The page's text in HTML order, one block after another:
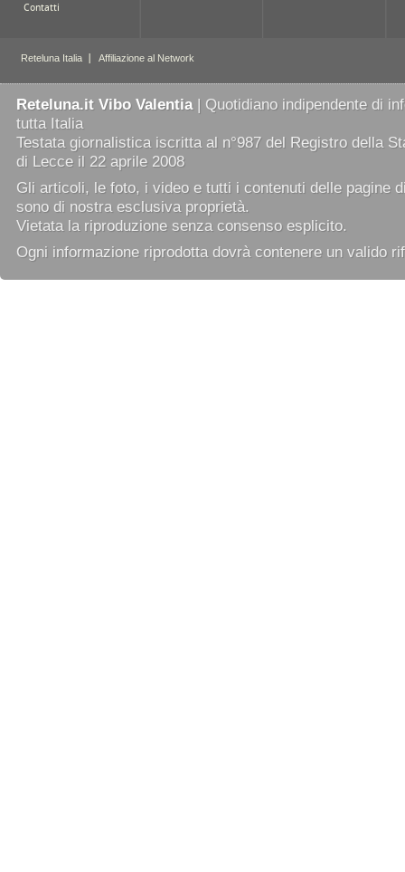
Reteluna.it Vibo Valentia| Quotidiano indipendente di
tutta Italia
Testata giornalistica iscritta al n°987 del Registro della
di Lecce il 22 aprile 2008
Gli articoli, le foto, i video e tutti i contenuti delle pagine
sono di nostra esclusiva proprietà.
Vietata la riproduzione senza consenso esplicito.
Ogni informazione riprodotta dovrà contenere un valido